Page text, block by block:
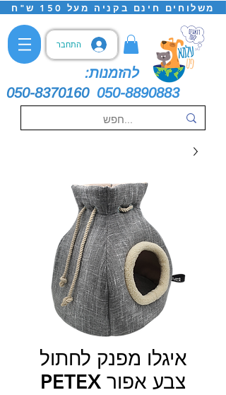
משלוחים חינם בקניה מעל 150 ש"ח
התחבר
להזמנות:
050-8370160 050-8890883
איגלו מפנק לחתול
צבע אפור PETEX